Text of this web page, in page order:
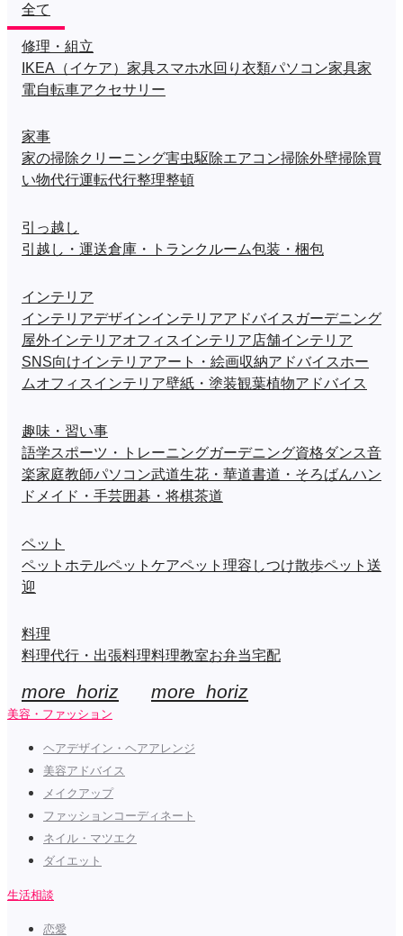
全て
修理・組立
IKEA（イケア）家具スマホ水回り 衣類パソコン家具家
電自転車アクセサリー
家事
家の掃除クリーニング害虫駆除エアコン掃除外壁掃除買
い物代行運転代行整理整頓
引っ越し
引越し・運送倉庫・トランクルーム包装・梱包
インテリア
インテリアデザインインテリアアドバイス ガーデニング
屋外インテリアオフィスインテリア店舗インテリア
SNS向けインテリアアート・絵画収納アドバイスホー
ムオフィスインテリア壁紙・塗装観葉植物アドバイス
趣味・習い事
語学スポーツ・トレーニングガーデニング資格ダンス音
楽家庭教師パソコン武道生花・華道書道・そろばんハン
ドメイド・手芸囲碁・将棋茶道
ペット
ペットホテルペットケアペット理容 しつけ散歩ペット送
迎
料理
料理代行・出張料理料理教室お弁当宅配
more_horiz more_horiz
美容・ファッション
ヘアデザイン・ヘアアレンジ
美容アドバイス
メイクアップ
ファッションコーディネート
ネイル・マツエク
ダイエット
生活相談
恋愛